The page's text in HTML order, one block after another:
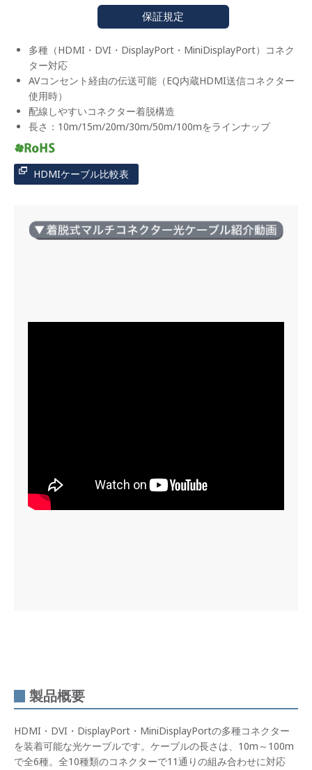
保証規定
多種（HDMI・DVI・DisplayPort・MiniDisplayPort）コネク
ター対応
AVコンセント経由の伝送可能（EQ内蔵HDMI送信コネクター
使用時）
配線しやすいコネクター着脱構造
長さ：10m/15m/20m/30m/50m/100mをラインナップ
HDMIケーブル比較表
製品概要
HDMI・DVI・DisplayPort・MiniDisplayPortの多種コネクター
を装着可能な光ケーブルです。ケーブルの長さは、10m～100m
で全6種。全10種類のコネクターで11通りの組み合わせに対応